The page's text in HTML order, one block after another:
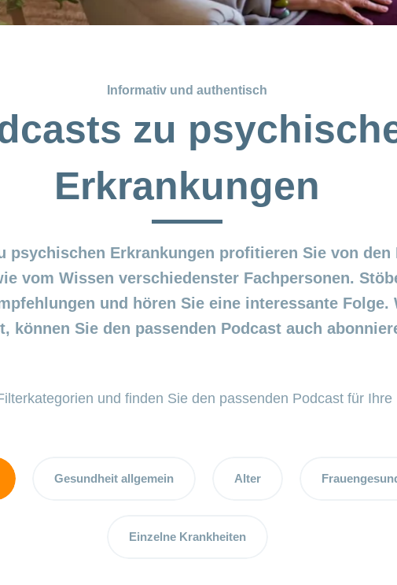
Informativ und authentisch
zu
Erkrankungen
psychischen Erkrankungen profitieren Sie von den
vom Wissen verschiedenster Fachpersonen.
und hören Sie eine interessante Folge.
können Sie den passenden Podcast auch
und finden Sie den passenden Podcast für Ihre
Gesundheit allgemein Alter
Einzelne Krankheiten